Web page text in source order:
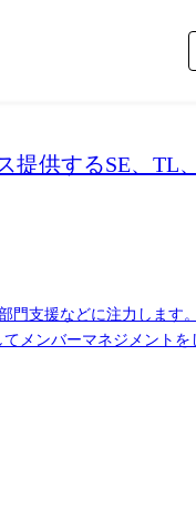
供するSE、TL、
支援などに注力します
メンバーマネジメント
経験)を活かし、顧
ことができる ②このポ